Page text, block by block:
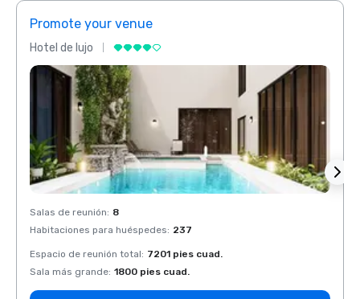
Promote your venue
Hotel de lujo
Salas de reunión: 8
Habitaciones para huéspedes: 237
Espacio de reunión total: 7201 pies cuad.
Sala más grande: 1800 pies cuad.